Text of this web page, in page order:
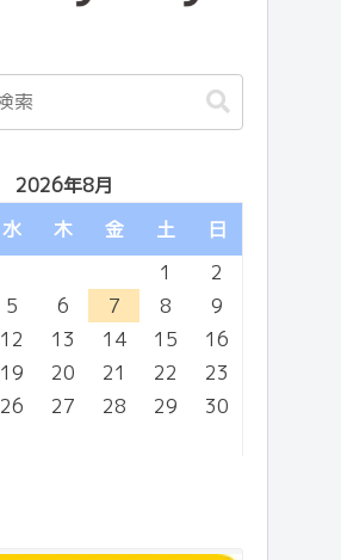
2026年8月
水 木 金 土
日
1
2
5 6 7 8
9
12 13 14 15
16
19 20 21 22
23
26 27 28 29
30